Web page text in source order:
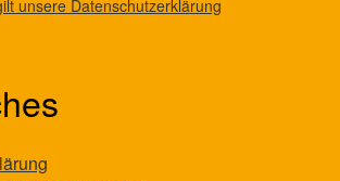
unsere Datenschutzerklärung